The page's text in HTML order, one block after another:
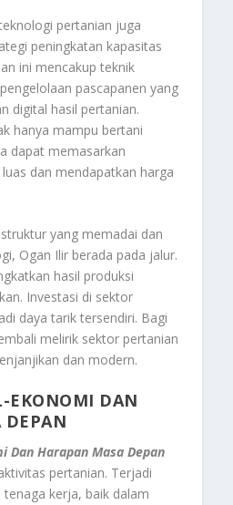
pertanian juga
peningkatan kapasitas
ini mencakup teknik
pascapanen yang
digital hasil pertanian.
hanya mampu bertani
dapat memasarkan
dan mendapatkan harga
yang memadai dan
Ogan Ilir berada pada jalur.
hasil produksi
Investasi di sektor
daya tarik tersendiri. Bagi
melirik sektor pertanian
dan modern.
EKONOMI DAN
DEPAN
Dan Harapan Masa Depan
pertanian. Terjadi
kerja, baik dalam